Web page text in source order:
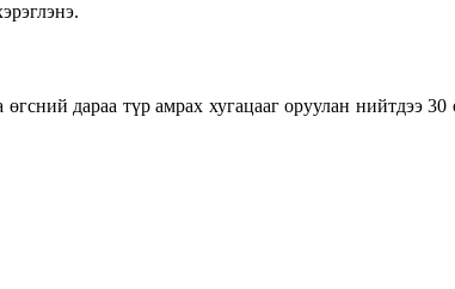
дараа түр амрах хугацааг оруулан нийтдээ